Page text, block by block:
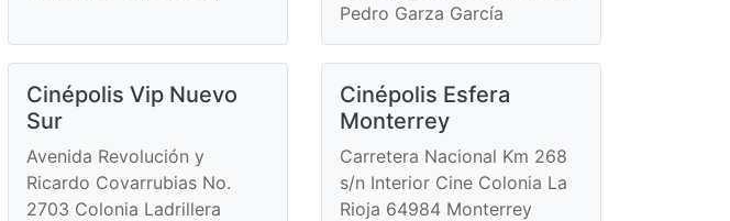
Pedro Garza García
Cinépolis Vip Nuevo
Sur
Avenida Revolución y
Ricardo Covarrubias No.
2703 Colonia Ladrillera
Cinépolis Esfera
Monterrey
Carretera Nacional Km 268
s/n Interior Cine Colonia La
Rioja 64984 Monterrey